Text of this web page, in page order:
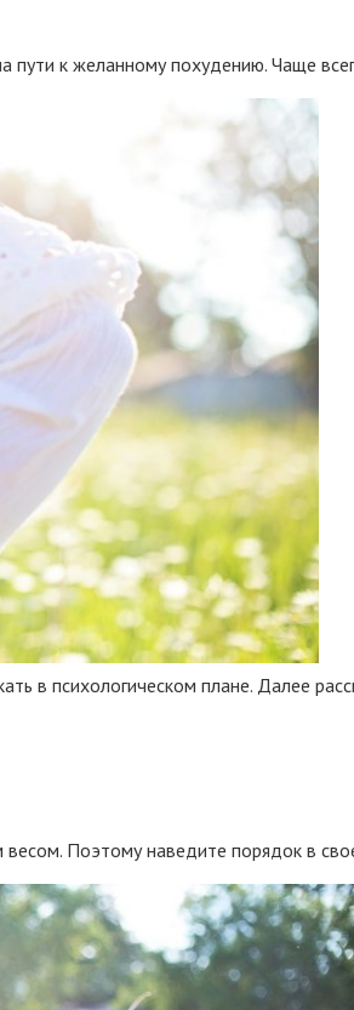
к желанному похудению. Чаще
в психологическом плане. Далее
Поэтому наведите порядок в